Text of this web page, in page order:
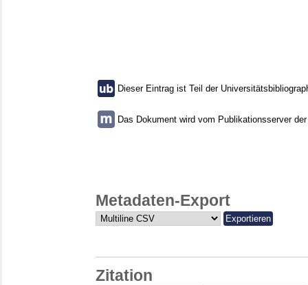
Dieser Eintrag ist Teil der
Das Dokument wird vom Publikationsserver
Metadaten-Export
Zitation